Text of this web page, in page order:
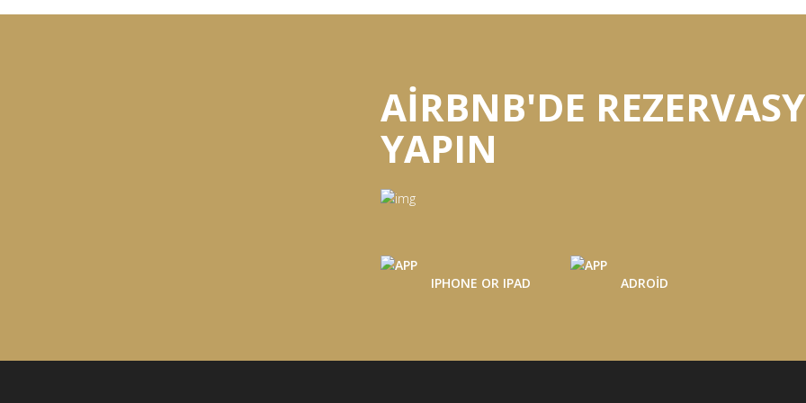
AIRBNB'DE
YAPIN
IPHONE OR IPAD ADROID